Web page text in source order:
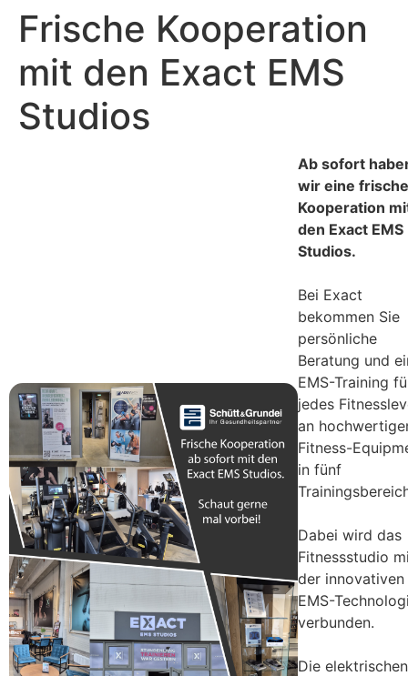
springen
Frische Kooperation
mit den Exact EMS
Studios
Ab sofort
wir eine frische
Kooperation
den Exact EMS
Studios.
Bei Exact
bekommen Sie
persönliche
Beratung und
EMS-Training
jedes
an
Fitness-
in fünf
Dabei wird das
Fitnessstudio
der innovativen
EMS-
verbunden.
Die elektrischen